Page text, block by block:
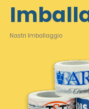
Nastri Imballaggio